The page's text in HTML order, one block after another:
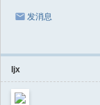
发消息
ljx